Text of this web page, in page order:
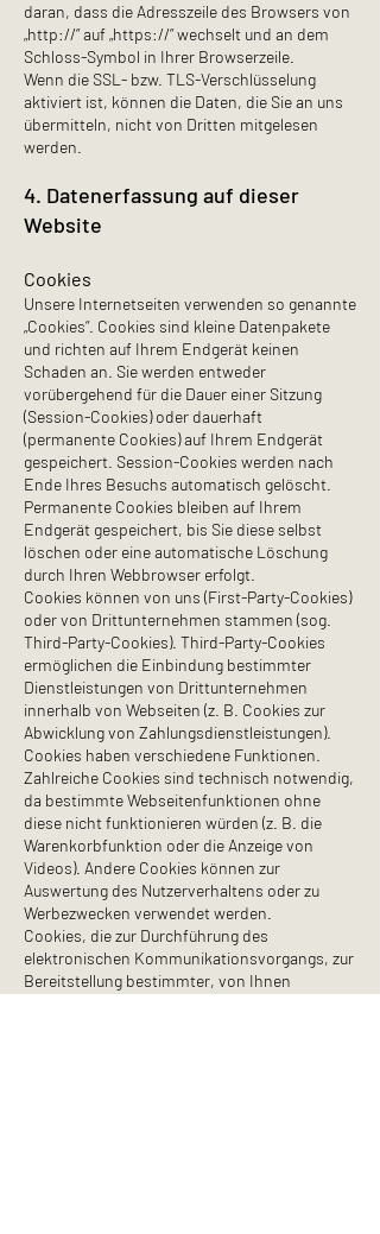
daran, dass die Adresszeile des Browsers von
„http://“ auf „https://“ wechselt und an dem
Schloss-Symbol in Ihrer Browserzeile.
Wenn die SSL- bzw. TLS-Verschlüsselung
aktiviert ist, können die Daten, die Sie an uns
übermitteln, nicht von Dritten mitgelesen
werden.
4. Datenerfassung auf dieser
Website
Cookies
Unsere Internetseiten verwenden so genannte
„Cookies“. Cookies sind kleine Datenpakete
und richten auf Ihrem Endgerät keinen
Schaden an. Sie werden entweder
vorübergehend für die Dauer einer Sitzung
(Session-Cookies) oder dauerhaft
(permanente Cookies) auf Ihrem Endgerät
gespeichert. Session-Cookies werden nach
Ende Ihres Besuchs automatisch gelöscht.
Permanente Cookies bleiben auf Ihrem
Endgerät gespeichert, bis Sie diese selbst
löschen oder eine automatische Löschung
durch Ihren Webbrowser erfolgt.
Cookies können von uns (First-Party-Cookies)
oder von Drittunternehmen stammen (sog.
Third-Party-Cookies). Third-Party-Cookies
ermöglichen die Einbindung bestimmter
Dienstleistungen von Drittunternehmen
innerhalb von Webseiten (z. B. Cookies zur
Abwicklung von Zahlungsdienstleistungen).
Cookies haben verschiedene Funktionen.
Zahlreiche Cookies sind technisch notwendig,
da bestimmte Webseitenfunktionen ohne
diese nicht funktionieren würden (z. B. die
Warenkorbfunktion oder die Anzeige von
Videos). Andere Cookies können zur
Auswertung des Nutzerverhaltens oder zu
Werbezwecken verwendet werden.
Cookies, die zur Durchführung des
elektronischen Kommunikationsvorgangs, zur
Bereitstellung bestimmter, von Ihnen